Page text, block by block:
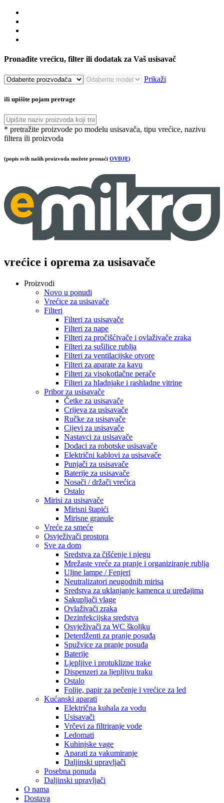
Pronađite vrećicu, filter ili dodatak za Vaš usisavač
Prikaži
ili upišite pojam pretrage
* pretražite proizvode po modelu usisavača, tipu vrećice, nazivu
filtera ili proizvoda
(popis svih naših proizvoda možete pronaći OVDJE)
vrećice i oprema za usisavače
Proizvodi
Novo u ponudi
Vrećice za usisavače
Filteri
Filteri za usisavače
Filteri za nape
Filteri za pročišćivače i ovlaživače zraka
Filteri za sušilice rublja
Filteri za ventilacijske otvore
Filteri za aparate za kavu
Filteri za visokotlačne perače
Filteri za hladnjake i rashladne vitrine
Pribor za usisavače
Četke za usisavače
Crijeva za usisavače
Ručke za usisavače
Cijevi za usisavače
Nastavci za usisavače
Dodaci za robotske usisavače
Električni kablovi za usisavače
Punjači za usisavače
Baterije za usisavače
Nosači / držači vrećica
Ostalo
Mirisi za usisavače
Mirisni štapići
Mirisne granule
Vreće za smeće
Osvježivači prostora
Sve za dom
Sredstva za čišćenje i njegu
Mrežaste vreće za pranje i organiziranje rublja
Uljne lampe / Fenjeri
Neutralizatori neugodnih mirisa
Sredstva za uklanjanje kamenca u uređajima
Sakupljači vlage
Ovlaživači zraka
Dezinfekcijska sredstva
Osvježivači za WC školjku
Deterdženti za pranje posuđa
Spužvice za pranje posuđa
Baterije
Ljepljive i protuklizne trake
Dispenzeri za ljepljivu traku
Ostalo
Folije, papir za pečenje i vrećice za led
Kućanski aparati
Električna kuhala za vodu
Usisavači
Vrčevi za filtriranje vode
Ledomati
Kuhinjske vage
Aparati za vakumiranje
Daljinski upravljači
Posebna ponuda
Daljinski upravljači
O nama
Dostava